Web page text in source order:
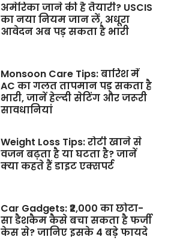
अमेरिका जाने की है तैयारी? USCIS
का नया नियम जान लें, अधूरा
आवेदन अब पड़ सकता है भारी
Monsoon Care Tips: बारिश में
AC का गलत तापमान पड़ सकता है
भारी, जानें हेल्दी सेटिंग और जरूरी
सावधानियां
Weight Loss Tips: रोटी खाने से
वजन बढ़ता है या घटता है? जानें
क्या कहते हैं डाइट एक्सपर्ट
Car Gadgets: ₹2,000 का छोटा-
सा डैशकैम कैसे बचा सकता है फर्जी
केस से? जानिए इसके 4 बड़े फायदे